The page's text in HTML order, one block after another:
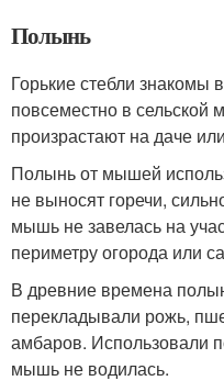
Полынь
Горькие стебли знакомы
повсеместно в сельской
произрастают на даче
Полынь от мышей
не выносят горечи,
мышь не завелась на
периметру огорода или
В древние времена
перекладывали рожь,
амбаров. Использовали
мышь не водилась.